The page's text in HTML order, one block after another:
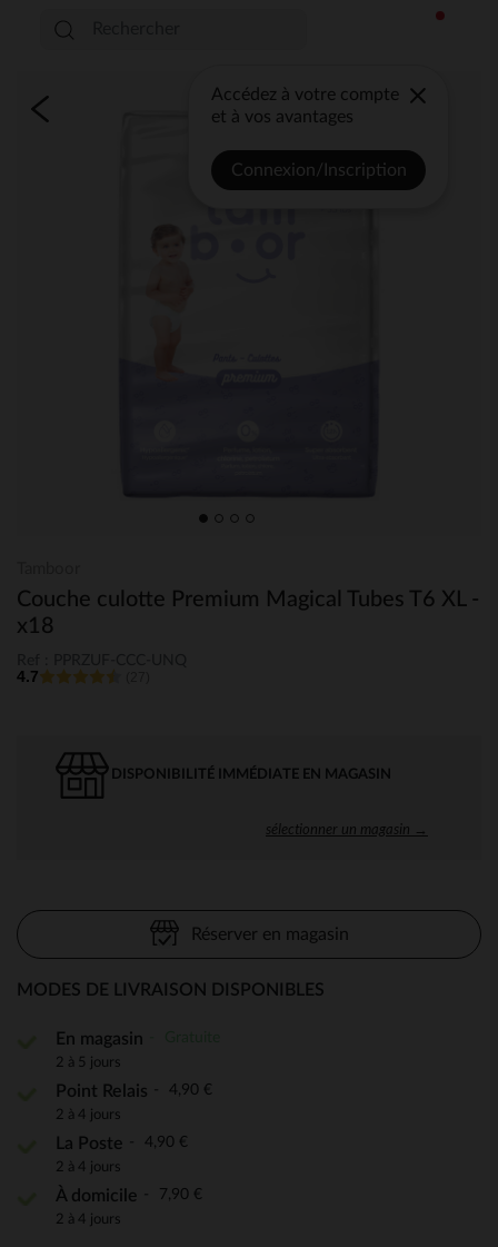
Accédez à votre compte
et à vos avantages
Connexion/Inscription
Couche culotte Premium Magical Tubes T6 XL -
x18
4.7
DISPONIBILITÉ IMMÉDIATE EN MAGASIN
sélectionner un magasin →
Réserver en magasin
MODES DE LIVRAISON DISPONIBLES
En magasin
2 à 5 jours
Point Relais 4,90 €
2 à 4 jours
La Poste 4,90 €
2 à 4 jours
À domicile 7,90 €
2 à 4 jours